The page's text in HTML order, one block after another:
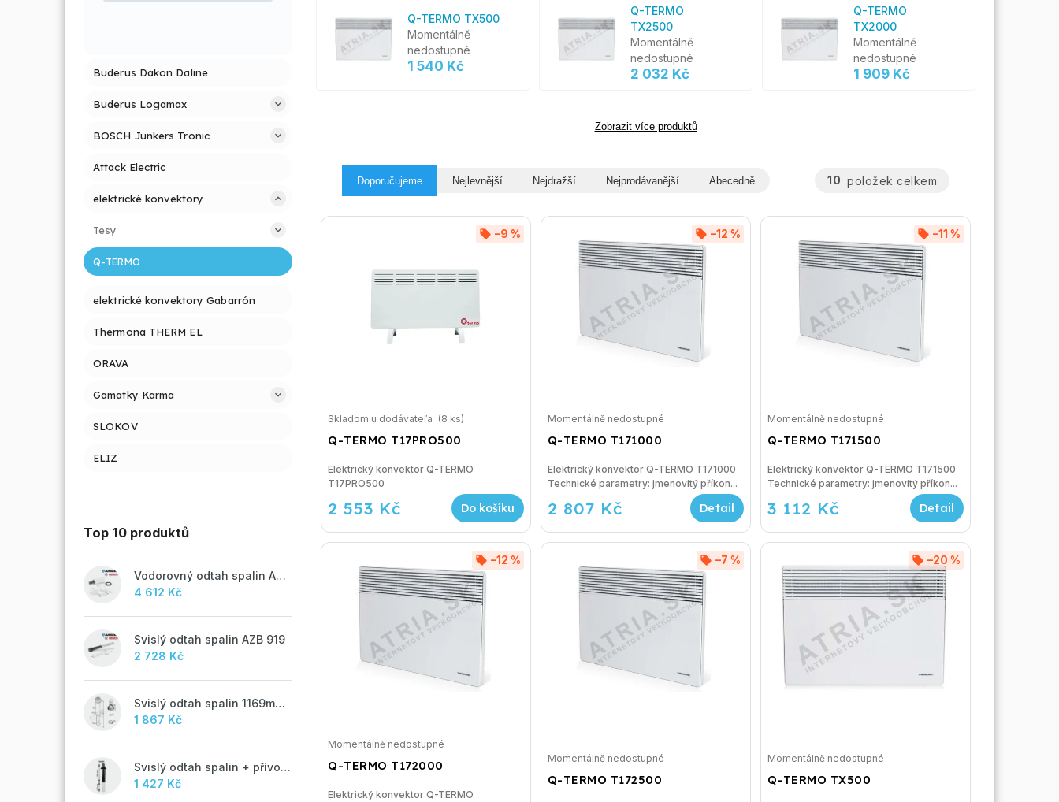
Buderus Dakon Daline
Buderus Logamax
BOSCH Junkers Tronic
Attack Electric
elektrické konvektory
Tesy
Q-TERMO
elektrické konvektory Gabarrón
Thermona THERM EL
ORAVA
Gamatky Karma
SLOKOV
ELIZ
Top 10 produktů
Vodorovný odtah spalin AZB 918
4 612 Kč
Svislý odtah spalin AZB 919
2 728 Kč
Svislý odtah spalin 1169mm, AZB 917
1 867 Kč
Svislý odtah spalin + přívod vzduchu 60/100 mm - M
1 427 Kč
Q-TERMO TX500
Momentálně
nedostupné
1 540 Kč
Q-TERMO
TX2500
Momentálně
nedostupné
2 032 Kč
Q-TERMO
TX2000
Momentálně
nedostupné
1 909 Kč
Zobrazit více produktů
Doporučujeme Nejlevnější Nejdražší Nejprodávanější Abecedně 10 položek celkem
Q-TERMO T17PRO500
–9 %
Skladom u dodávateľa (8 ks)
2 553 Kč Do košíku
Elektrický konvektor Q-TERMO
T17PRO500
Q-TERMO T171000
–12 %
Momentálně nedostupné
2 807 Kč
Elektrický konvektor Q-TERMO T171000
Technické parametry: jmenovitý příkon...
Q-TERMO T171500
–11 %
Momentálně nedostupné
3 112 Kč
Elektrický konvektor Q-TERMO T171500
Technické parametry: jmenovitý příkon...
Q-TERMO T172000
–12 %
Momentálně nedostupné
Elektrický konvektor Q-TERMO
Q-TERMO T172500
–7 %
Momentálně nedostupné
Q-TERMO TX500
–20 %
Momentálně nedostupné